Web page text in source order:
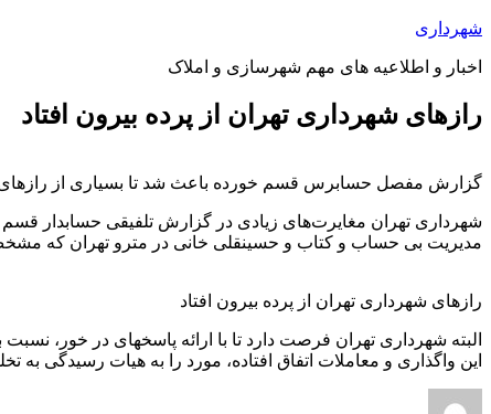
پرش
محتوا
شهرداری
اخبار و اطلاعیه های مهم شهرسازی و املاک
رازهای شهرداری تهران از پرده بیرون افتاد
گزارش مفصل حسابرس قسم خورده باعث شد تا بسیاری از رازهای
مدیریت بی حساب و کتاب و حسینقلی خانی در مترو تهران که
رازهای شهرداری تهران از پرده بیرون افتاد
البته شهرداری تهران فرصت دارد تا با ارائه پاسخهای در خور،
این واگذاری و معاملات اتفاق افتاده، مورد را به هیات رسیدگی به